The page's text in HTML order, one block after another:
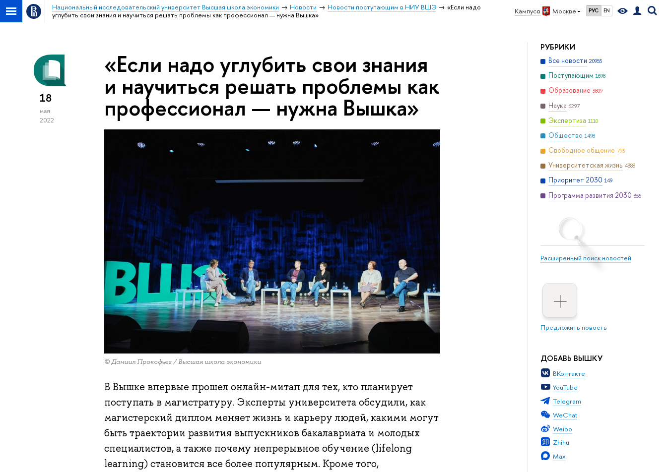
Кампус в Москве РУС EN
Национальный исследовательский университет Высшая школа экономики Новости Новости поступающим в НИУ ВШЭ
«Если надо
углубить свои знания и научиться решать проблемы как профессионал — нужна Вышка»
РУБРИКИ
Все новости 20955
Поступающим 1698
Образование 3809
Наука 6297
Экспертиза 1110
Общество 1498
Свободное общение 793
Университетская жизнь 4383
Приоритет 2030 149
Программа развития 2030 355
Расширенный поиск новостей
Предложить новость
ДОБАВЬ ВЫШКУ
ВКонтакте
YouTube
Telegram
WeChat
Weibo
Zhihu
Max
18
мая
2022
«Если надо углубить свои знания
и научиться решать проблемы как
профессионал — нужна Вышка»
© Даниил Прокофьев / Высшая школа экономики
В Вышке впервые прошел онлайн-митап для тех, кто планирует
поступать в магистратуру. Эксперты университета обсудили, как
магистерский диплом меняет жизнь и карьеру людей, какими могут
быть траектории развития выпускников бакалавриата и молодых
специалистов, а также почему непрерывное обучение (lifelong
learning) становится все более популярным. Кроме того,